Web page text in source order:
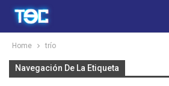
Home trío
Navegación De La Etiqueta